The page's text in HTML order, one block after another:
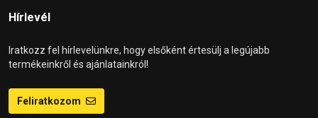
Hírlevél
Iratkozz fel hírlevelünkre, hogy elsőként értesülj a legújabb
termékeinkről és ajánlatainkról!
Feliratkozom